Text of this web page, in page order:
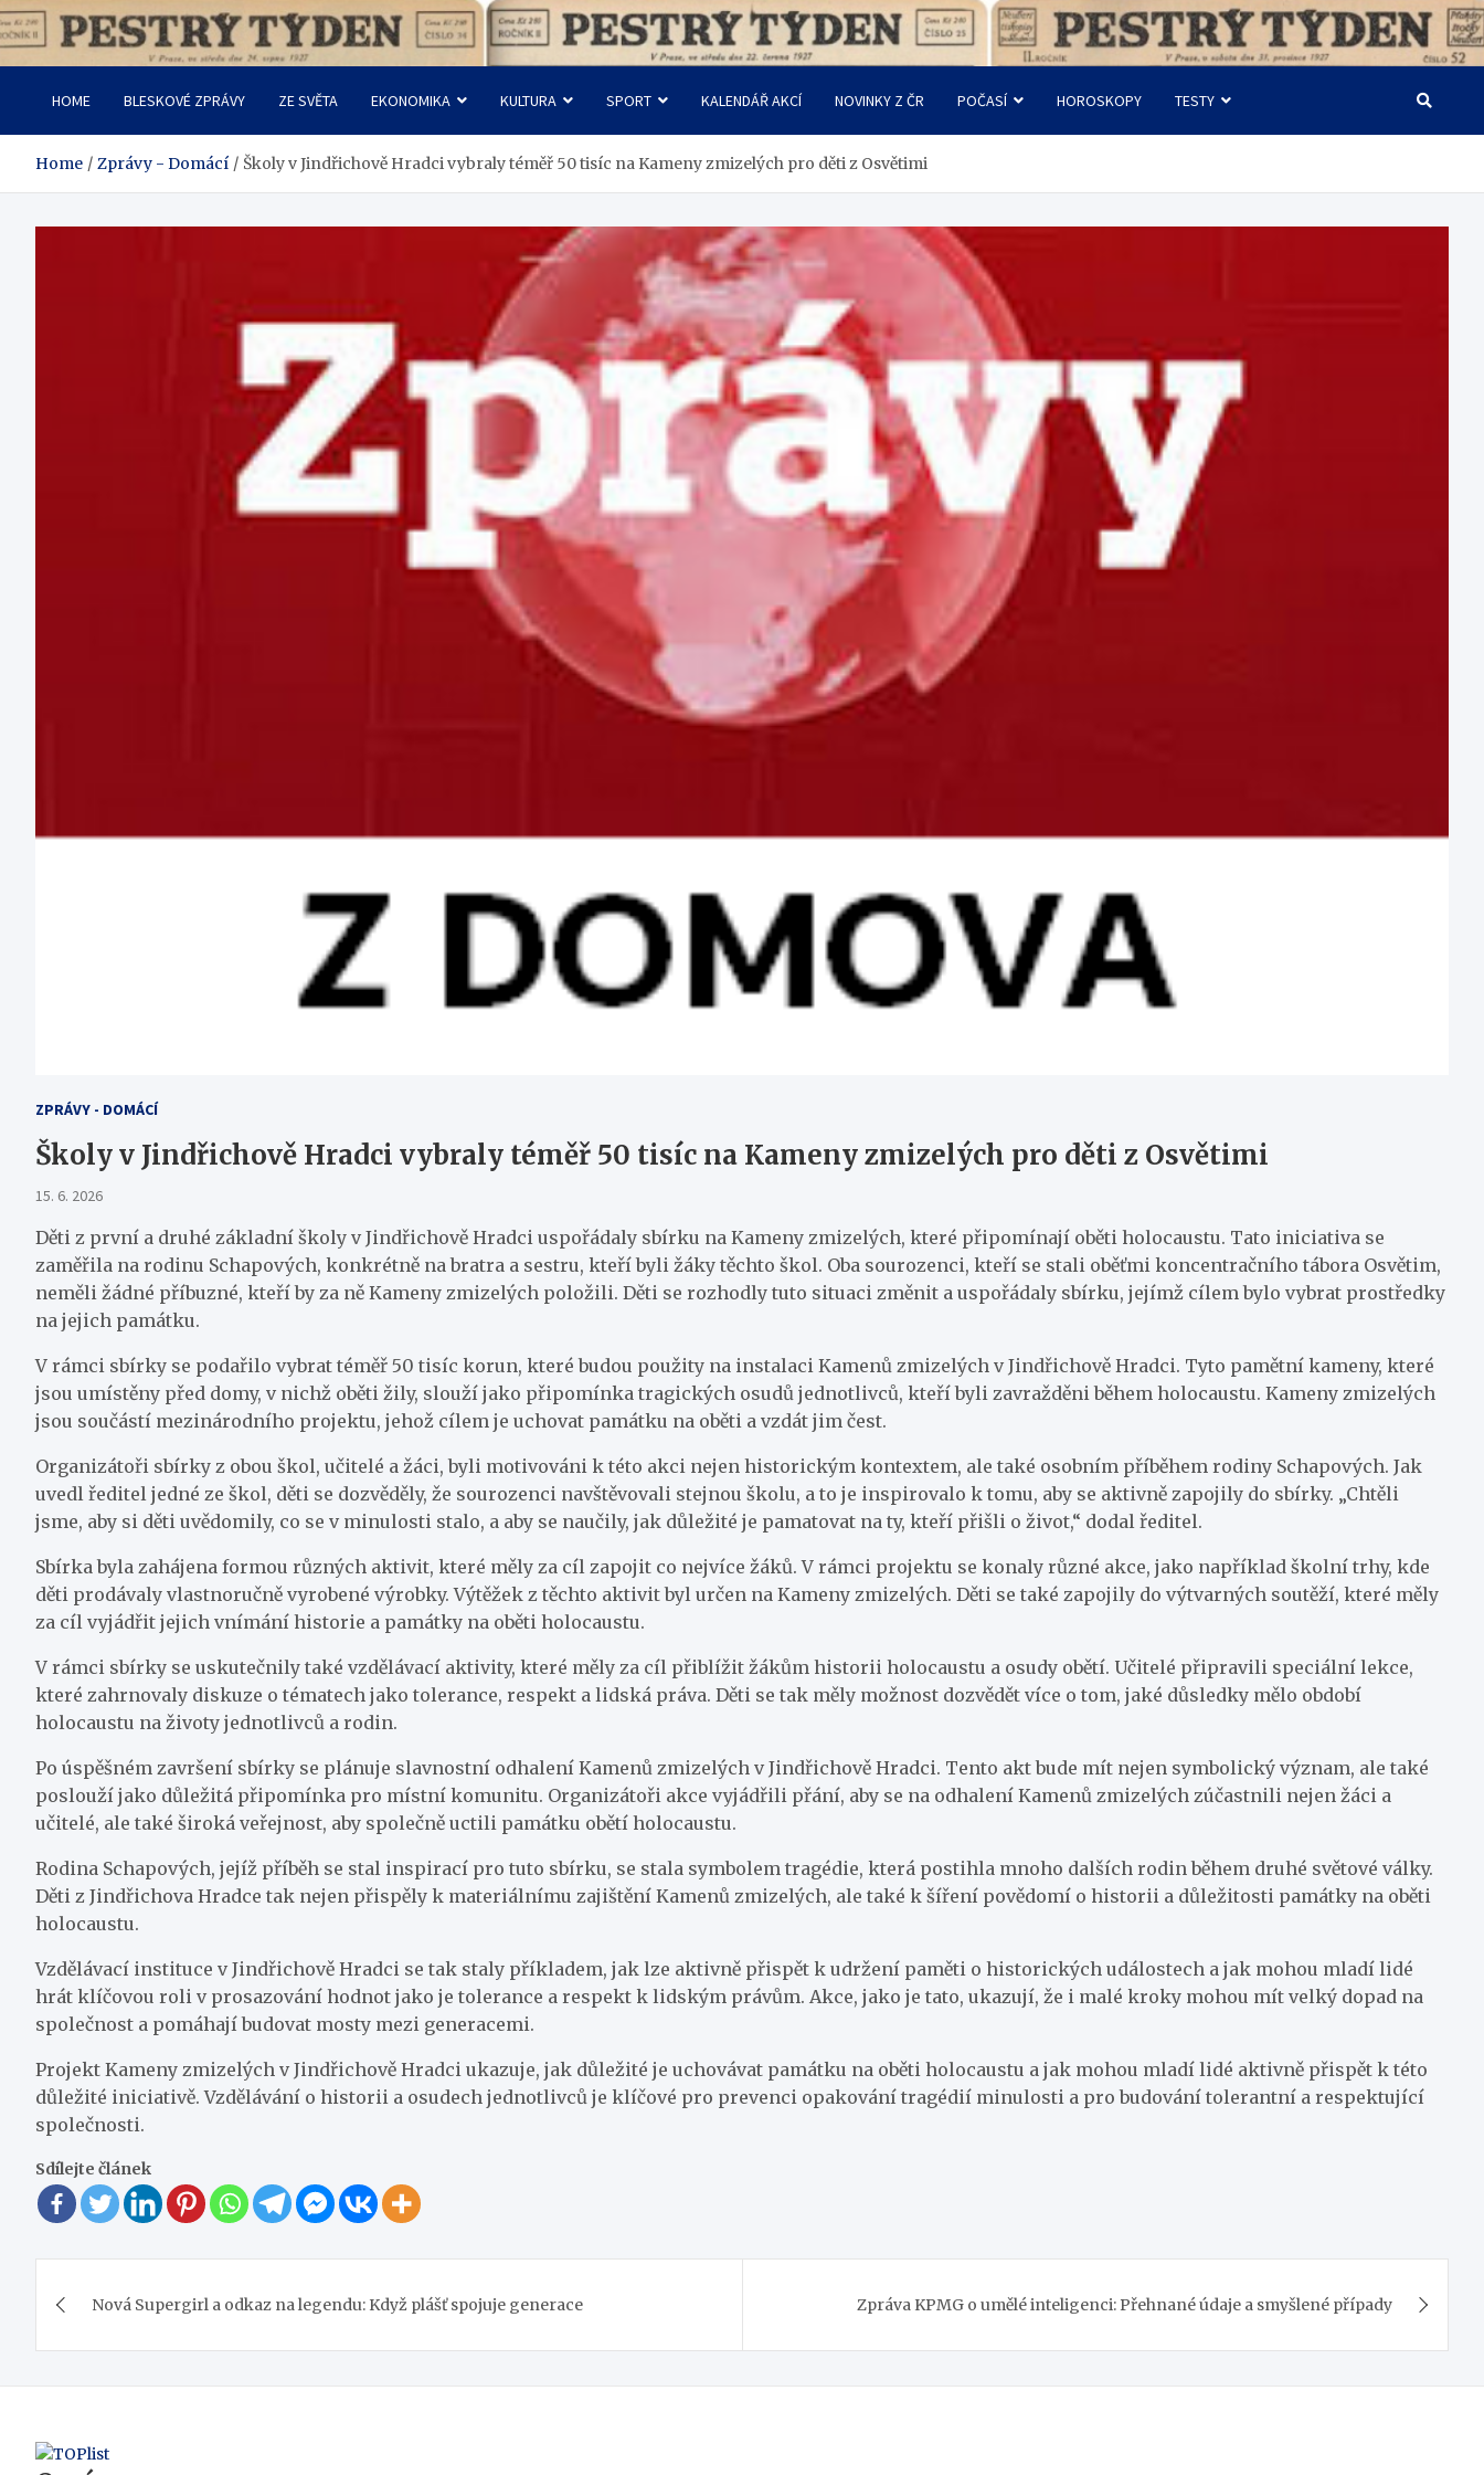
Skip
to
Pestrý Týden
HOME BLESKOVÉ ZPRÁVY ZE SVĚTA EKONOMIKA KULTURA SPORT KALENDÁŘ AKCÍ NOVINKY Z ČR POČASÍ HOROSKOPY TESTY
Home Zprávy - Domácí Školy v Jindřichově Hradci vybraly téměř 50 tisíc na Kameny zmizelých pro děti z Osvětimi
ZPRÁVY - DOMÁCÍ
Školy v Jindřichově Hradci vybraly téměř 50 tisíc na Kameny zmizelých pro děti z Osvětimi
15. 6. 2026
Děti z první a druhé základní školy v Jindřichově Hradci uspořádaly sbírku na Kameny zmizelých, které připomínají oběti holocaustu. Tato iniciativa se
zaměřila na rodinu Schapových, konkrétně na bratra a sestru, kteří byli žáky těchto škol. Oba sourozenci, kteří se stali oběťmi koncentračního tábora Osvětim,
neměli žádné příbuzné, kteří by za ně Kameny zmizelých položili. Děti se rozhodly tuto situaci změnit a uspořádaly sbírku, jejímž cílem bylo vybrat prostředky
na jejich památku.
V rámci sbírky se podařilo vybrat téměř 50 tisíc korun, které budou použity na instalaci Kamenů zmizelých v Jindřichově Hradci. Tyto pamětní kameny, které
jsou umístěny před domy, v nichž oběti žily, slouží jako připomínka tragických osudů jednotlivců, kteří byli zavražděni během holocaustu. Kameny zmizelých
jsou součástí mezinárodního projektu, jehož cílem je uchovat památku na oběti a vzdát jim čest.
Organizátoři sbírky z obou škol, učitelé a žáci, byli motivováni k této akci nejen historickým kontextem, ale také osobním příběhem rodiny Schapových. Jak
uvedl ředitel jedné ze škol, děti se dozvěděly, že sourozenci navštěvovali stejnou školu, a to je inspirovalo k tomu, aby se aktivně zapojily do sbírky. „Chtěli
jsme, aby si děti uvědomily, co se v minulosti stalo, a aby se naučily, jak důležité je pamatovat na ty, kteří přišli o život,“ dodal ředitel.
Sbírka byla zahájena formou různých aktivit, které měly za cíl zapojit co nejvíce žáků. V rámci projektu se konaly různé akce, jako například školní trhy, kde
děti prodávaly vlastnoručně vyrobené výrobky. Výtěžek z těchto aktivit byl určen na Kameny zmizelých. Děti se také zapojily do výtvarných soutěží, které měly
za cíl vyjádřit jejich vnímání historie a památky na oběti holocaustu.
V rámci sbírky se uskutečnily také vzdělávací aktivity, které měly za cíl přiblížit žákům historii holocaustu a osudy obětí. Učitelé připravili speciální lekce,
které zahrnovaly diskuze o tématech jako tolerance, respekt a lidská práva. Děti se tak měly možnost dozvědět více o tom, jaké důsledky mělo období
holocaustu na životy jednotlivců a rodin.
Po úspěšném završení sbírky se plánuje slavnostní odhalení Kamenů zmizelých v Jindřichově Hradci. Tento akt bude mít nejen symbolický význam, ale také
poslouží jako důležitá připomínka pro místní komunitu. Organizátoři akce vyjádřili přání, aby se na odhalení Kamenů zmizelých zúčastnili nejen žáci a
učitelé, ale také široká veřejnost, aby společně uctili památku obětí holocaustu.
Rodina Schapových, jejíž příběh se stal inspirací pro tuto sbírku, se stala symbolem tragédie, která postihla mnoho dalších rodin během druhé světové války.
Děti z Jindřichova Hradce tak nejen přispěly k materiálnímu zajištění Kamenů zmizelých, ale také k šíření povědomí o historii a důležitosti památky na oběti
holocaustu.
Vzdělávací instituce v Jindřichově Hradci se tak staly příkladem, jak lze aktivně přispět k udržení paměti o historických událostech a jak mohou mladí lidé
hrát klíčovou roli v prosazování hodnot jako je tolerance a respekt k lidským právům. Akce, jako je tato, ukazují, že i malé kroky mohou mít velký dopad na
společnost a pomáhají budovat mosty mezi generacemi.
Projekt Kameny zmizelých v Jindřichově Hradci ukazuje, jak důležité je uchovávat památku na oběti holocaustu a jak mohou mladí lidé aktivně přispět k této
důležité iniciativě. Vzdělávání o historii a osudech jednotlivců je klíčové pro prevenci opakování tragédií minulosti a pro budování tolerantní a respektující
společnosti.
Sdílejte článek
pro
Nová Supergirl a odkaz na legendu: Když plášť spojuje generace Zpráva KPMG o umělé inteligenci: Přehnané údaje a smyšlené případy